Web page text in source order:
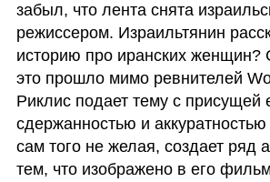
забыл, что лента снята
режиссером. Израильтянин
историю про иранских женщин?
это прошло мимо ревнителей
Риклис подает тему с присущей
сдержанностью и
сам того не желая, создает ряд
тем, что изображено в его